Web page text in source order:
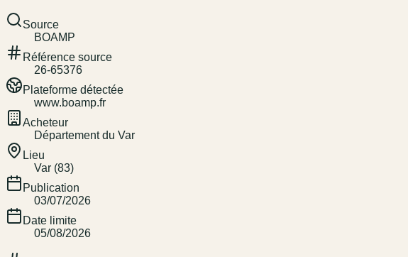
Source
BOAMP
Référence source
26-65376
Plateforme détectée
www.boamp.fr
Acheteur
Département du Var
Lieu
Var (83)
Publication
03/07/2026
Date limite
05/08/2026